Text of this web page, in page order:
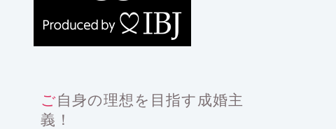
ご自身の理想を目指す成婚主
義！